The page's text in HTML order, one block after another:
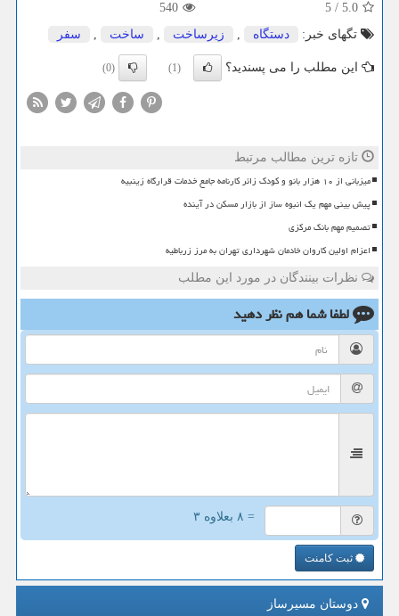
5.0
/
5
540
تگهای خبر:
دستگاه , زیرساخت , ساخت , سفر
این مطلب را می پسندید؟ (1)
(0)
تازه ترین مطالب مرتبط
میزبانی از ۱۰ هزار بانو و کودک زائر کارنامه جامع خدمات قرارگاه زینبیه
پیش بینی مهم یک انبوه ساز از بازار مسکن در آینده
تصمیم مهم بانک مرکزی
اعزام اولین کاروان خادمان شهرداری تهران به مرز زرباطیه
نظرات بینندگان در مورد این مطلب
لطفا شما همنظر دهید
= ۸ بعلاوه ۳
ثبت کامنت
دوستان مسیرساز